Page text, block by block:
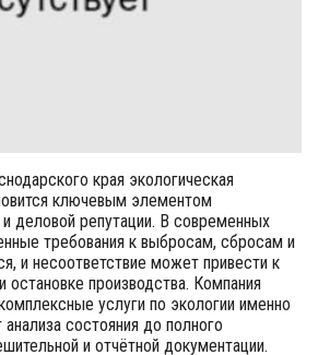
края экологическая
ключевым элементом
и деловой репутации. В современных
требования к выбросам, сбросам и
и несоответствие может привести к
производства. Компания
услуги по экологии именно
состояния до полного
и отчётной документации.